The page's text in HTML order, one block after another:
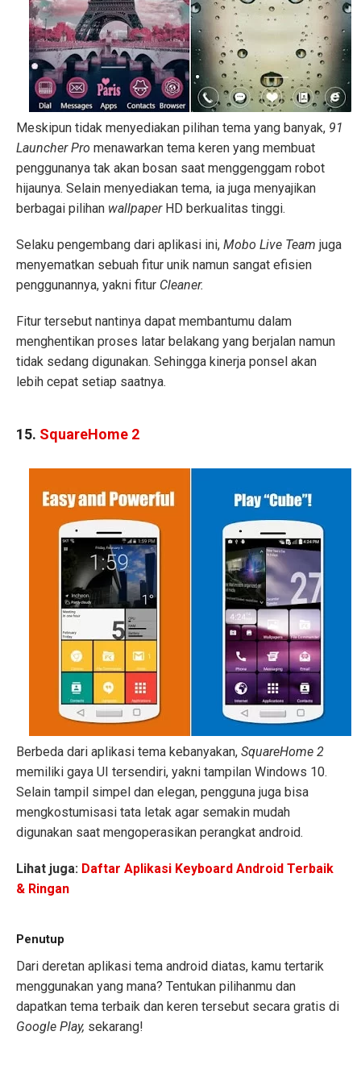
Meskipun tidak menyediakan pilihan tema yang banyak, 91
Launcher Pro menawarkan tema keren yang membuat
penggunanya tak akan bosan saat menggenggam robot
hijaunya. Selain menyediakan tema, ia juga menyajikan
berbagai pilihan wallpaper HD berkualitas tinggi.
Selaku pengembang dari aplikasi ini, Mobo Live Team juga
menyematkan sebuah fitur unik namun sangat efisien
penggunannya, yakni fitur Cleaner.
Fitur tersebut nantinya dapat membantumu dalam
menghentikan proses latar belakang yang berjalan namun
tidak sedang digunakan. Sehingga kinerja ponsel akan
lebih cepat setiap saatnya.
15. SquareHome 2
Berbeda dari aplikasi tema kebanyakan, SquareHome 2
memiliki gaya UI tersendiri, yakni tampilan Windows 10.
Selain tampil simpel dan elegan, pengguna juga bisa
mengkostumisasi tata letak agar semakin mudah
digunakan saat mengoperasikan perangkat android.
Lihat juga: Daftar Aplikasi Keyboard Android Terbaik
& Ringan
Penutup
Dari deretan aplikasi tema android diatas, kamu tertarik
menggunakan yang mana? Tentukan pilihanmu dan
dapatkan tema terbaik dan keren tersebut secara gratis di
Google Play, sekarang!